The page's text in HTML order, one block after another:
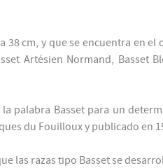
38 cm, y que se encuentra en el
Artésien Normand, Basset
palabra Basset para un
du Fouilloux y publicado en
las razas tipo Basset se